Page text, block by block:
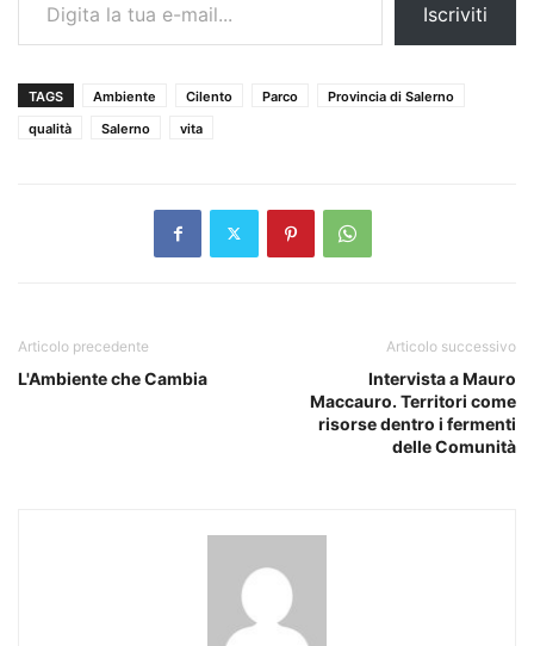
Iscriviti
TAGS Ambiente Cilento Parco
Provincia di Salerno
qualità
Salerno vita
Articolo precedente
L'Ambiente che Cambia
Articolo successivo
Intervista a Mauro
Maccauro. Territori come
risorse dentro i fermenti
delle Comunità